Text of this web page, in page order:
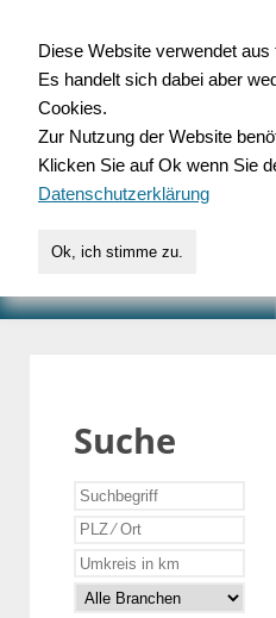
für
Suche
Diese Website verwendet
Es handelt sich dabei aber
Cookies.
Zur Nutzung der Website
Klicken Sie auf Ok wenn Sie
Datenschutzerklärung
Ok, ich stimme zu.